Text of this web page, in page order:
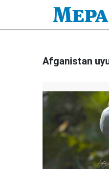
Afganistan